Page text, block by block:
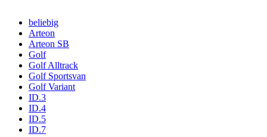
beliebig
Arteon
Arteon SB
Golf
Golf Alltrack
Golf Sportsvan
Golf Variant
ID.3
ID.4
ID.5
ID.7